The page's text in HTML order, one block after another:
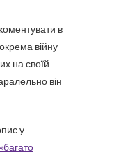
в
війну
на своїй
він
у